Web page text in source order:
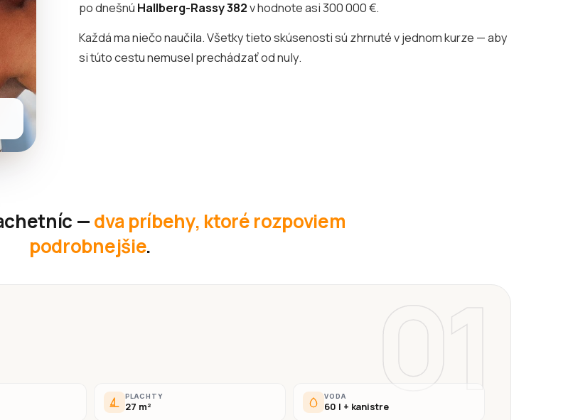
po dnešnú Hallberg-Rassy 382v hodnote asi 300 000 €.
Každá ma niečo naučila. Všetky tieto skúsenosti sú zhrnuté v jednom kurze — aby
si túto cestu nemusel prechádzať od nuly.
—dva príbehy, ktoré rozpoviem
podrobnejšie.
01
PLACHTY
27 m²
VODA
60 l + kanistre